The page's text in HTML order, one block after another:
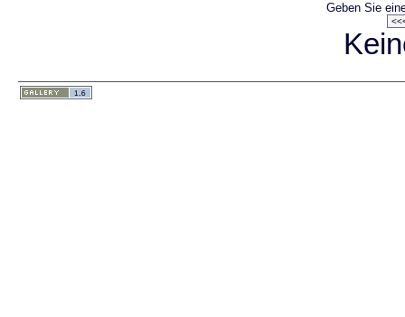
Geben Sie